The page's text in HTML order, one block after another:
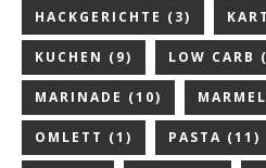
HACKGERICHTE (3)
KUCHEN (9) LOW CARB
MARINADE (10)
OMLETT (1) PASTA (11)